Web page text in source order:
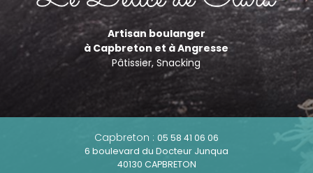
Artisan boulanger
à Capbreton et à Angresse
Pâtissier, Snacking
Capbreton : 05 58 41 06 06
6 boulevard du Docteur Junqua
40130 CAPBRETON